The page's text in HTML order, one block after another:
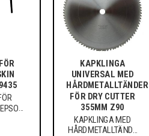
KAPKLINGA
UNIVERSAL MED
HÅRDMETALLTÄNDER
FÖR DRY CUTTER
355MM Z90
KAPKLINGA MED
HÅRDMETALLTÄNDE